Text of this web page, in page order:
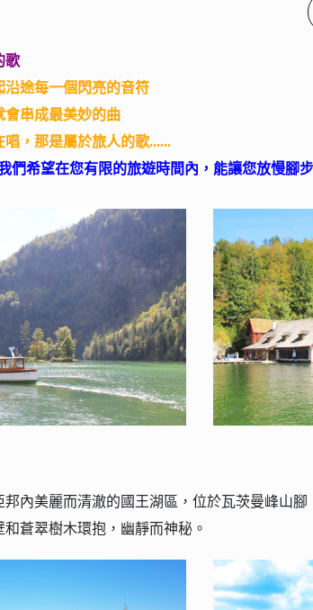
歌
途每一個閃亮的音符
成最美妙的曲
是屬於旅人的歌......
們希望在您有限的旅遊時間內，能讓您放慢腳
內美麗而清澈的國王湖區，位於瓦茨曼峰山
蒼翠樹木環抱，幽靜而神秘。